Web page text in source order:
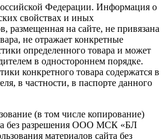
Федерации. Информация о
свойствах и иных
размещенная на сайте, не привязана
не отражает конкретные
определенного товара и может
в одностороннем порядке.
конкретного товара содержатся в
в частности, в паспорте данного
(в том числе копирование)
без разрешения ООО МСК «БЛ
материалов сайта без